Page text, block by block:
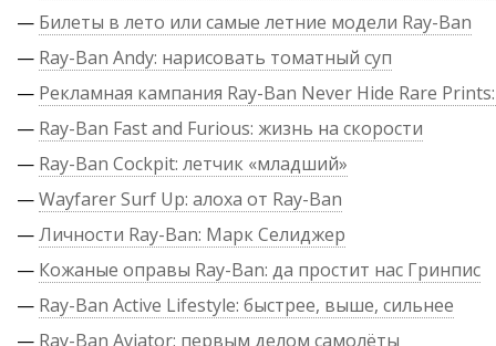
— Билеты в лето или самые летние модели Ray-Ban
— Ray-Ban Andy: нарисовать томатный суп
— Рекламная кампания Ray-Ban Never Hide Rare
— Ray-Ban Fast and Furious: жизнь на скорости
— Ray-Ban Cockpit: летчик «младший»
—Wayfarer Surf Up: алоха от Ray-Ban
—Личности Ray-Ban: Марк Селиджер
— Кожаные оправы Ray-Ban: да простит нас Гринпис
— Ray-Ban Active Lifestyle: быстрее, выше, сильнее
— Ray-Ban Aviator: первым делом самолёты